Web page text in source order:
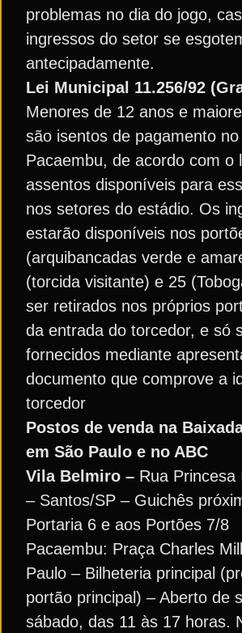
problemas no dia do jogo,
ingressos do setor se
antecipadamente.
Lei Municipal 11.256/92
Menores de 12 anos e
são isentos de pagamento
Pacaembu, de acordo com o
assentos disponíveis para
nos setores do estádio. Os
estarão disponíveis nos
(arquibancadas verde e
(torcida visitante) e 25
ser retirados nos próprios
da entrada do torcedor, e só
fornecidos mediante
documento que comprove a
torcedor
Postos de venda na
em São Paulo e no ABC
Vila Belmiro – Rua Princesa
– Santos/SP – Guichês
Portaria 6 e aos Portões 7/8
Pacaembu: Praça Charles
Paulo – Bilheteria principal
portão principal) – Aberto de
sábado, das 11 às 17 horas.